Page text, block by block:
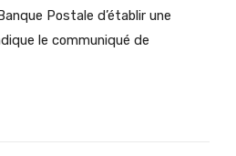
Postale d’établir une
le communiqué de